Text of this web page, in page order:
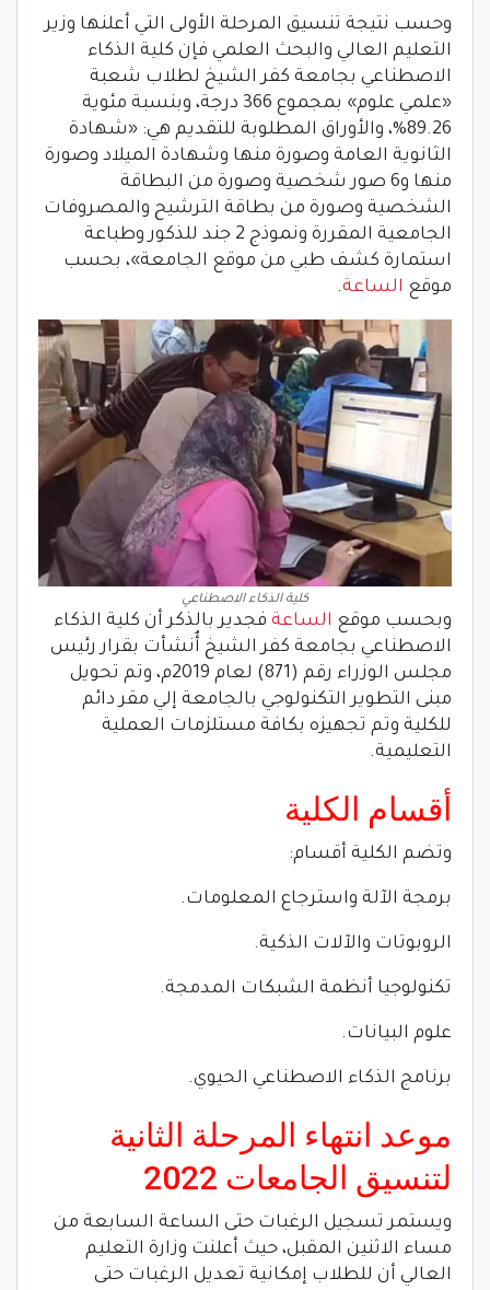
وحسب نتيجة تنسيق المرحلة الأولى التي أعلنها وزير
التعليم العالي والبحث العلمي فإن كلية الذكاء
الاصطناعي بجامعة كفر الشيخ لطلاب شعبة
«علمي علوم» بمجموع 366 درجة، وبنسبة مئوية
89.26%، والأوراق المطلوبة للتقديم هي: «شهادة
الثانوية العامة وصورة منها وشهادة الميلاد وصورة
منها و6 صور شخصية وصورة من البطاقة
الشخصية وصورة من بطاقة الترشيح والمصروفات
الجامعية المقررة ونموذج 2 جند للذكور وطباعة
استمارة كشف طبي من موقع الجامعة»، بحسب
موقع الساعة.
كلية الذكاء الاصطناعي
وبحسب موقع الساعة فجدير بالذكر أن كلية الذكاء
الاصطناعي بجامعة كفر الشيخ أٌنشأت بقرار رئيس
مجلس الوزراء رقم (871) لعام 2019م، وتم تحويل
مبنى التطوير التكنولوجي بالجامعة إلي مقر دائم
للكلية وتم تجهيزه بكافة مستلزمات العملية
التعليمية.
أقسام الكلية
وتضم الكلية أقسام:
برمجة الآلة واسترجاع المعلومات.
الروبوتات والآلات الذكية.
تكنولوجيا أنظمة الشبكات المدمجة.
علوم البيانات.
برنامج الذكاء الاصطناعي الحيوي.
موعد انتهاء المرحلة الثانية
لتنسيق الجامعات 2022
ويستمر تسجيل الرغبات حتى الساعة السابعة من
مساء الاثنين المقبل، حيث أعلنت وزارة التعليم
العالي أن للطلاب إمكانية تعديل الرغبات حتى